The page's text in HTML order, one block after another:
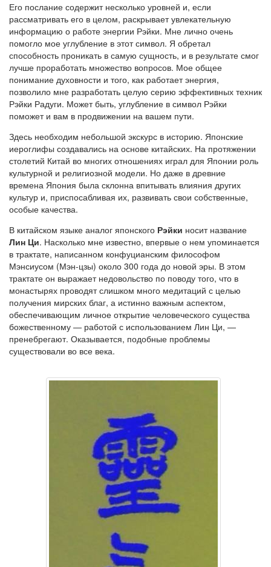
Его послание содержит несколько уровней и, если
рассматривать его в целом, раскрывает увлекательную
информацию о работе энергии Рэйки. Мне лично очень
помогло мое углубление в этот символ. Я обре­тал
способность проникать в самую сущность, и в результате смог
луч­ше проработать множество вопросов. Мое общее
понимание духовнос­ти и того, как работает энергия,
позволило мне разработать целую серию эффективных техник
Рэйки Радуги. Может быть, углубление в символ Рэйки
поможет и вам в продвижении на вашем пути.
Здесь необходим небольшой экскурс в историю. Японские
иерогли­фы создавались на основе китайских. На протяжении
столетий Китай во многих отношениях играл для Японии роль
культурной и религиоз­ной модели. Но даже в древние
времена Япония была склонна впиты­вать влияния других
культур и, приспосабливая их, развивать свои собственные,
особые качества.
В китайском языке аналог японского Рэйки носит название
Лин Ци. Насколько мне известно, впервые о нем упоминается
в трактате, напи­санном конфуцианским философом
Мэнсиусом (Мэн-цзы) около 300 года до новой эры. В этом
трактате он выражает недовольство по поводу того, что в
монастырях проводят слишком много медитаций с целью
получения мирских благ, а истинно важным аспектом,
обеспечиваю­щим личное открытие человеческого существа
божественному — рабо­той с использованием Лин Ци, —
пренебрегают. Оказывается, подобные проблемы
существовали во все века.